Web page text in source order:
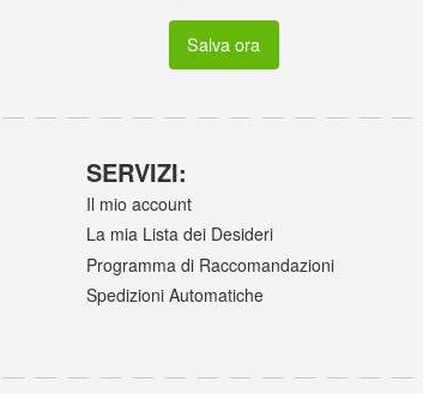
Salva ora
SERVIZI:
Il mio account
La mia Lista dei Desideri
Programma di Raccomandazioni
Spedizioni Automatiche